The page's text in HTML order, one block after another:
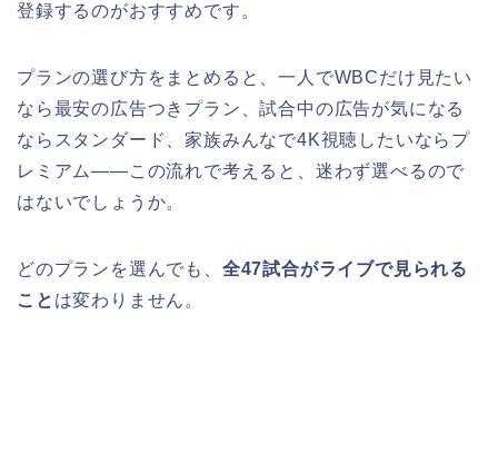
登録するのがおすすめです。
プランの選び方をまとめると、一人でWBCだけ見たい
なら最安の広告つきプラン、試合中の広告が気になる
ならスタンダード、家族みんなで4K視聴したいならプ
レミアム——この流れで考えると、迷わず選べるので
はないでしょうか。
どのプランを選んでも、 全47試合がライブで見られる
こと は変わりません。